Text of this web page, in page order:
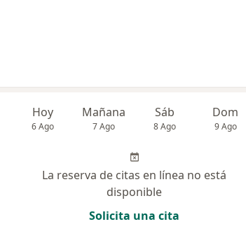
Hoy
6 Ago
Mañana
7 Ago
Sáb
8 Ago
Dom
9 Ago
La reserva de citas en línea no está
disponible
Solicita una cita